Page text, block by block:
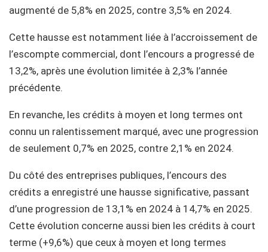
augmenté de 5,8% en 2025, contre 3,5% en 2024.
Cette hausse est notamment liée à l’accroissement de
l’escompte commercial, dont l’encours a progressé de
13,2%, après une évolution limitée à 2,3% l’année
précédente.
En revanche, les crédits à moyen et long termes ont
connu un ralentissement marqué, avec une progression
de seulement 0,7% en 2025, contre 2,1% en 2024.
Du côté des entreprises publiques, l’encours des
crédits a enregistré une hausse significative, passant
d’une progression de 13,1% en 2024 à 14,7% en 2025.
Cette évolution concerne aussi bien les crédits à court
terme (+9,6%) que ceux à moyen et long termes